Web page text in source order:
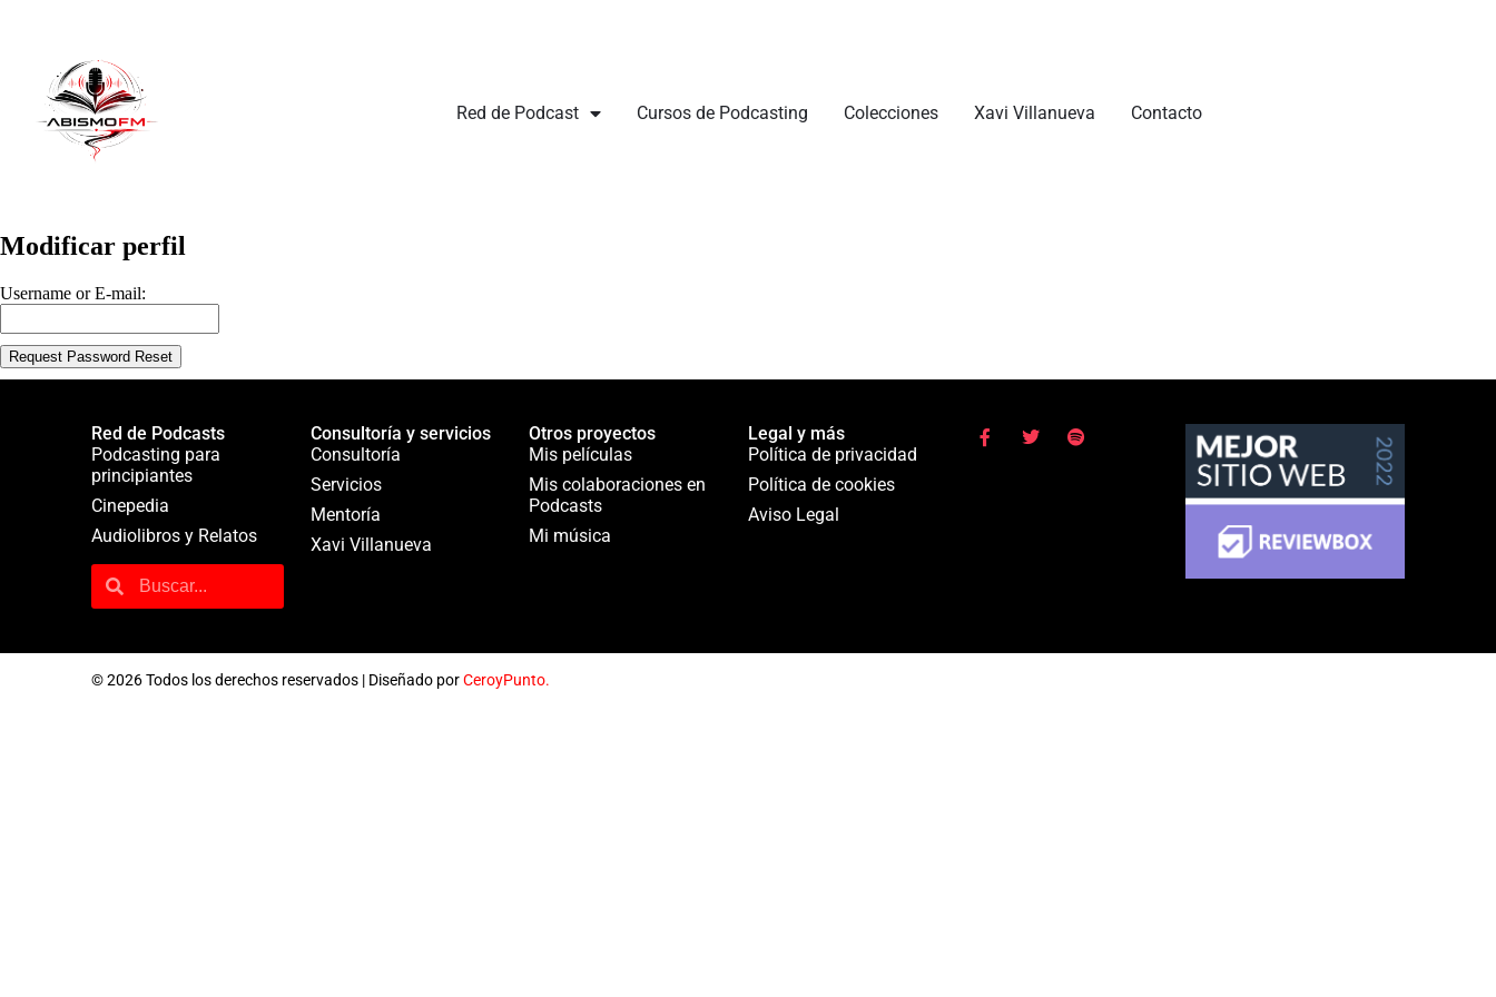
Red de Podcast Cursos de Podcasting Colecciones Xavi Villanueva Contacto
Modificar perfil
Username or E-mail:
Red de Podcasts
Podcasting para
principiantes
Cinepedia
Audiolibros y Relatos
Consultoría y servicios
Consultoría
Servicios
Mentoría
Xavi Villanueva
Otros proyectos
Mis películas
Mis colaboraciones en
Podcasts
Mi música
Legal y más
Política de privacidad
Política de cookies
Aviso Legal
© 2026 Todos los derechos reservados | Diseñado porCeroyPunto.